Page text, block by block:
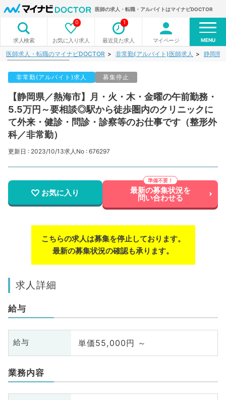
医師の求人・転職・アルバイトはマイナビDOCTOR
求人検索 お気に入り求人
0
最近見た求人
1
マイページ MENU
医師求人・転職のマイナビDOCTOR 非常勤(アルバイト)医師求人 静岡県
非常勤(アルバイト)求人 募集停止
【静岡県／熱海市】月・火・木・金曜の午前勤務・
5.5万円～要相談◎駅から徒歩圏内のクリニックに
て外来・健診・問診・診察等のお仕事です（整形外
科／非常勤）
更新日 : 2023/10/13求人No : 676297
お気に入り 最新の募集状況を
問い合わせる
こちらの求人は募集を停止しております。
最新の募集状況の確認も承ります。
求人詳細
給与
給与 単価55,000円 ～
業務内容